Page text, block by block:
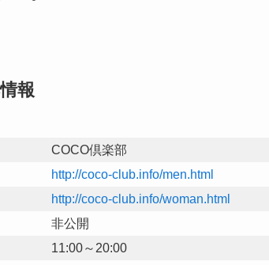
報
COCO倶楽部
http://coco-club.info/men.html
http://coco-club.info/woman.html
非公開
11:00～20:00